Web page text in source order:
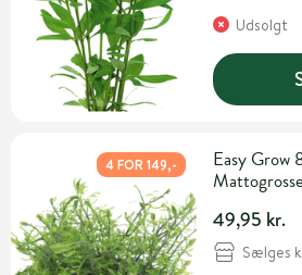
Udsolgt
4 FOR 149,-
Easy Grow
49,95 kr.
Sælges